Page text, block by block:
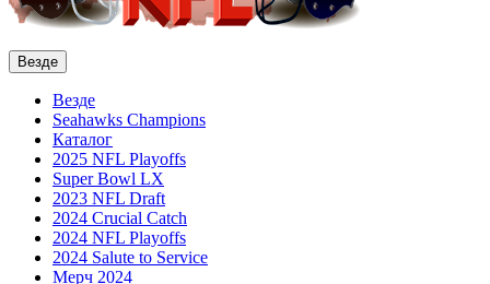
Везде
Везде
Seahawks Champions
Каталог
2025 NFL Playoffs
Super Bowl LX
2023 NFL Draft
2024 Crucial Catch
2024 NFL Playoffs
2024 Salute to Service
Мерч 2024